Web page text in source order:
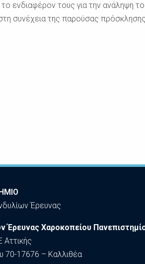
ενδιαφέρον τους για την ανάληψη
συνέχεια της παρούσας
Έρευνας
Έρευνας Χαροκοπείου
70-17676 – Καλλιθέα